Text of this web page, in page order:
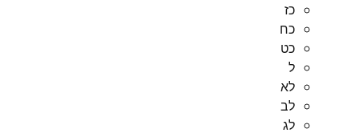
כז
כח
כט
ל
לא
לב
לג